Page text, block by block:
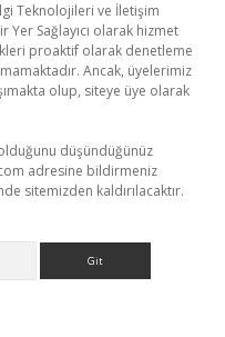
Teknolojileri ve İletişim
Yer Sağlayıcı olarak hizmet
proaktif olarak denetleme
Ancak, üyelerimiz
olup, siteye üye olarak
düşündüğünüz
adresine bildirmeniz
sitemizden kaldırılacaktır.